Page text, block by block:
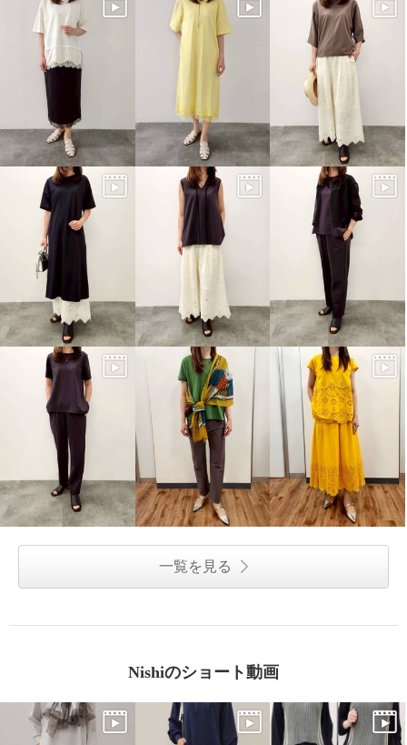
一覧を見る
Nishiのショート動画